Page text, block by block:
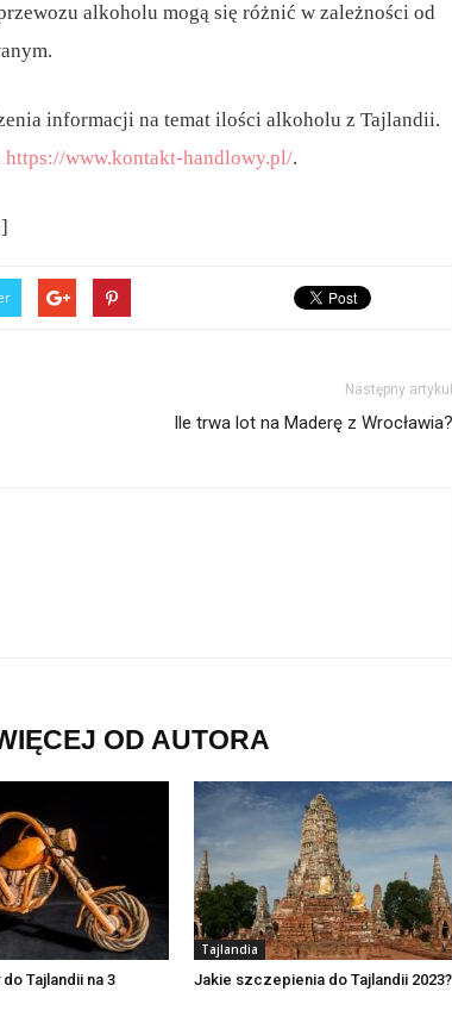
alkoholu mogą się różnić w zależności od
informacji na temat ilości alkoholu z Tajlandii.
https://www.kontakt-handlowy.pl/.
Następny artykuł
Ile trwa lot na Maderę z Wrocławia?
OD AUTORA
Tajlandii na 3
Tajlandia
Jakie szczepienia do Tajlandii 2023?